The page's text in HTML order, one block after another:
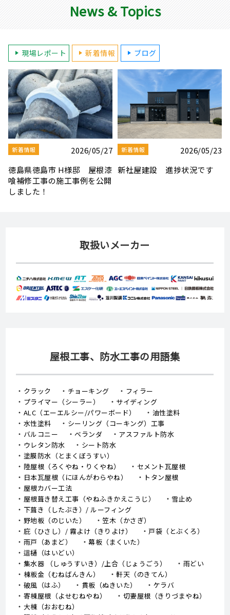
News & Topics
現場レポート 新着情報 ブログ
新着情報
2026/08/03
夏季休業のお知らせ
新着情報
2026/07/30
【社屋移転のお知らせ】
取扱いメーカー
屋根工事、防水工事の用語集
クラック チョーキング
フィラー
プライマー（シーラー）
サイディング
ALC（エーエルシー/パワーボード）
油性塗料
水性塗料
シーリング（コーキング）工事
バルコニー
ベランダ
アスファルト防水
ウレタン防水
シート防水
塗膜防水（とまくぼうすい）
陸屋根（ろくやね・りくやね）
セメント瓦屋根
日本瓦屋根（にほんがわらやね）
トタン屋根
屋根カバー工法
屋根葺き替え工事（やねふきかえこうじ）
雪止め
下葺き（したぶき）/ ルーフィング
野地板（のじいた）
笠木（かさぎ）
庇（ひさし）/ 霧よけ（きりよけ）
戸袋（とぶくろ）
雨戸（あまど）
幕板（まくいた）
這樋（はいどい）
集水器 （しゅうすいき）/上合（じょうごう）
雨どい
棟板金（むねばんきん）
軒天（のきてん）
破風（はふ）
貫板（ぬきいた）
ケラバ
寄棟屋根（よせむねやね）
切妻屋根（きりづまやね）
大棟（おおむね）